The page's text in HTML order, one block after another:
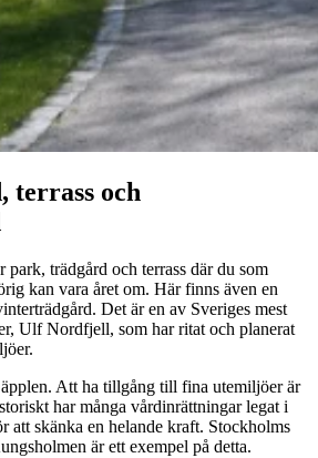
terrass och
park, trädgård och terrass där du som
kan vara året om. Här finns även en
Det är en av Sveriges mest
Ulf Nordfjell, som har ritat och planerat
Att ha tillgång till fina utemiljöer är
har många vårdinrättningar legat i
att skänka en helande kraft. Stockholms
är ett exempel på detta.